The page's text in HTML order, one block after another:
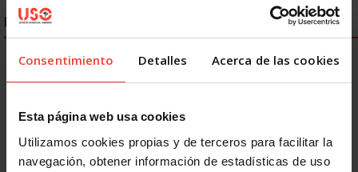
Consentimiento Detalles Acerca de las cookies
Esta página web usa cookies
Utilizamos cookies propias y de terceros para facilitar la
navegación, obtener información de estadísticas de uso
ENLACES DESTACADOS